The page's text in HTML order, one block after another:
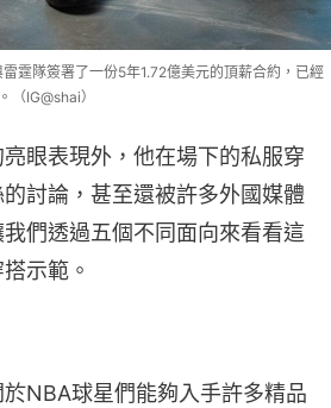
霆隊簽署了一份5年1.72億美元的頂薪合約，已經
（IG@shai）
眼表現外，他在場下的私服穿
討論，甚至還被許多外國媒體
們透過五個不同面向來看看這
示範。
NBA球星們能夠入手許多精品